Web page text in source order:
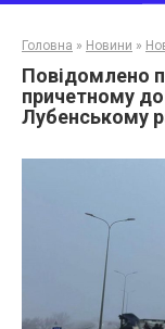
Головна » Новини »
Повідомлено
причетному
Лубенському